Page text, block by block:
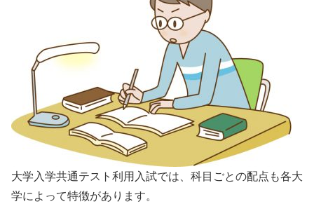
大学入学共通テスト利用入試では、科目ごとの配点も各大
学によって特徴があります。